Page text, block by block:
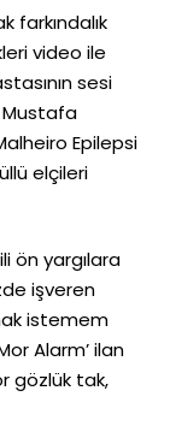
farkındalık
video ile
sesi
Mustafa
Epilepsi
elçileri
ön yargılara
işveren
istemem
Alarm’ ilan
gözlük tak,